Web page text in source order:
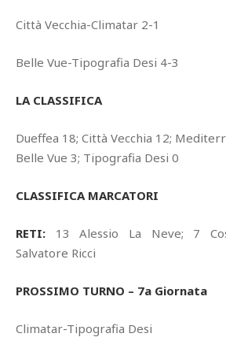
Città Vecchia-Climatar 2-1
Belle Vue-Tipografia Desi 4-3
LA CLASSIFICA
Dueffea 18; Città Vecchia 12;
Belle Vue 3; Tipografia Desi 0
CLASSIFICA MARCATORI
RETI: 13 Alessio La Neve; 7
Salvatore Ricci
PROSSIMO TURNO – 7a Giornata
Climatar-Tipografia Desi